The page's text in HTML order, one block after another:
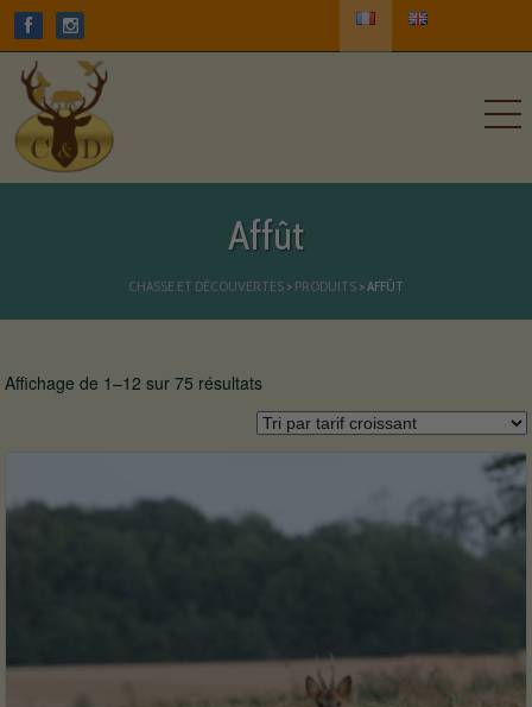
Affût
CHASSE ET DÉCOUVERTES > PRODUITS >AFFÛT
Affichage de 1–12 sur 75 résultats